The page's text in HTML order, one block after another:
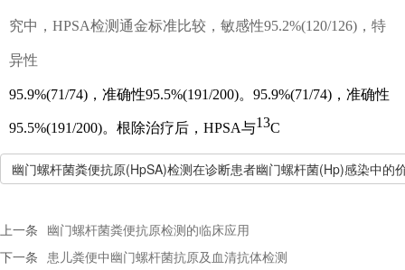
究中， HPSA检测通金标准比较，敏感性95.2%(120/126) ， 特
异性
95.9%(71/74) ， 准确性95.5%(191/200)。 95.9%(71/74) ， 准确性
95.5%(191/200)。根除治疗后， HPSA与13C
幽门螺杆菌粪便抗原(HpSA)检测在诊断患者幽门螺杆菌(Hp)感染中的
上一条 幽门螺杆菌粪便抗原检测的临床应用
下一条 患儿粪便中幽门螺杆菌抗原及血清抗体检测